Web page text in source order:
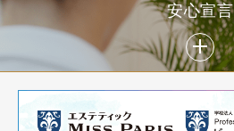
生コラーゲンスペシャル美顔法
安心宣言